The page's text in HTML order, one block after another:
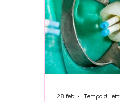
28 feb Tempo di